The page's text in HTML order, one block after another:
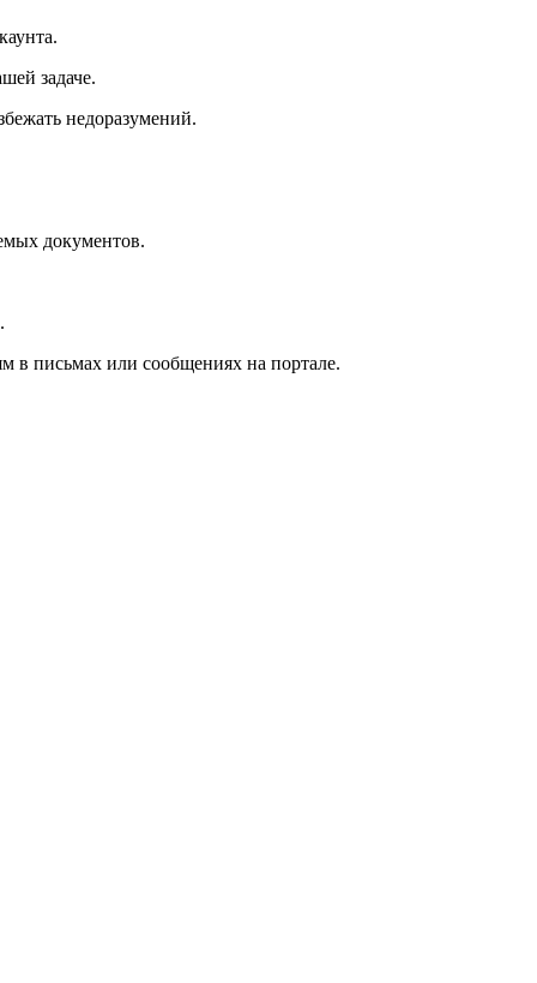
задаче.
недоразумений.
документов.
в письмах или сообщениях на портале.